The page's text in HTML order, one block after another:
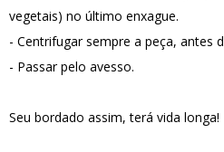
vegetais) no último enxague.
- Centrifugar sempre a peça, antes
- Passar pelo avesso.
Seu bordado assim, terá vida longa!